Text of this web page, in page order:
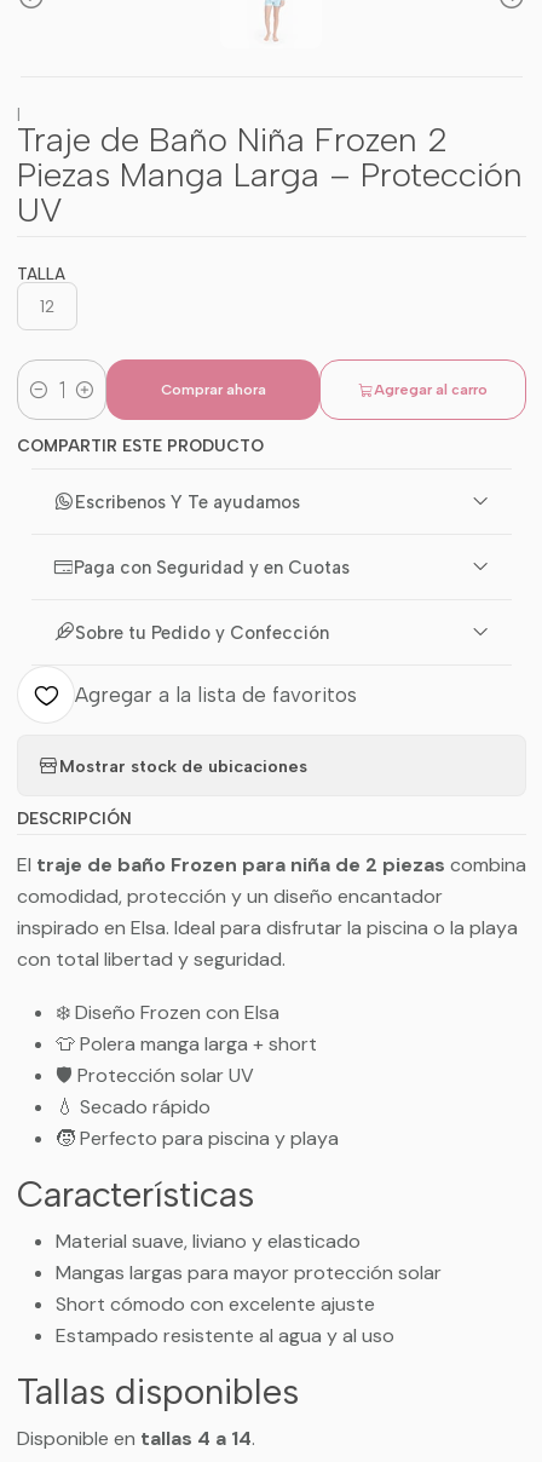
|
Traje de Baño Niña Frozen 2
Piezas Manga Larga – Protección
UV
TALLA
12
Cantidad
Agregar al carro
Comprar ahora
COMPARTIR ESTE PRODUCTO
Escribenos Y Te ayudamos
Paga con Seguridad y en Cuotas
Sobre tu Pedido y Confección
Agregar a la lista de favoritos
Mostrar stock de ubicaciones
DESCRIPCIÓN
El traje de baño Frozen para niña de 2 piezas combina
comodidad, protección y un diseño encantador
inspirado en Elsa. Ideal para disfrutar la piscina o la playa
con total libertad y seguridad.
❄️ Diseño Frozen con Elsa
👕 Polera manga larga + short
🛡️ Protección solar UV
💧 Secado rápido
🧒 Perfecto para piscina y playa
Características
Material suave, liviano y elasticado
Mangas largas para mayor protección solar
Short cómodo con excelente ajuste
Estampado resistente al agua y al uso
Tallas disponibles
Disponible en tallas 4 a 14.